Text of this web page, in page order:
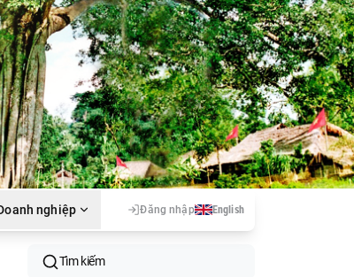
nghiệp Đăng nhập English
Tìm kiếm